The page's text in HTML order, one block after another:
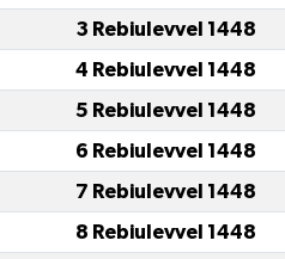
3 Rebiulevvel 1448
4 Rebiulevvel 1448
5 Rebiulevvel 1448
6 Rebiulevvel 1448
7 Rebiulevvel 1448
8 Rebiulevvel 1448